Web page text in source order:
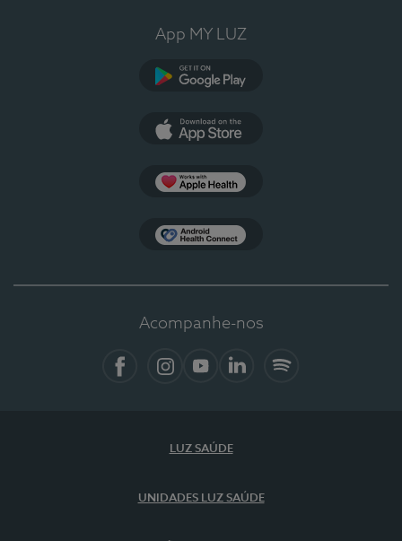
App MY LUZ
Acompanhe-nos
LUZ SAÚDE
UNIDADES LUZ SAÚDE